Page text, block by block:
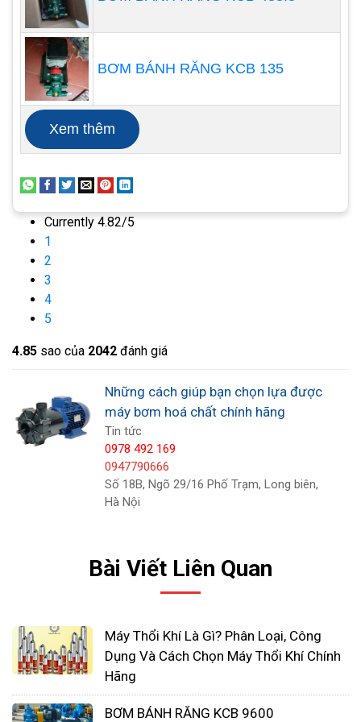
– Áp lực max: 7.5 m.
– Vật liệu: PP, PVDF, Thép không gỉ 316,..
– Nhiệt độ: 82 0C với vật liệu PP, 104 oC với vật
liệu PVDF
– Độ nhớt lên đến 50 cP
– Áp lực làm việc max: 4.1bar
– Kiểu kết nối: ren theo tiêu chuẩn NPT or BSP
mòn, mài mòn và độ nhớt cao như H2SO4, HCl,
HNO3, NaOH, Sơn, Dung môi, xăng, dầu ăn.
Cách lựa chọn bơm hoá chất phù hợp
Tiêu chí đầu tiên đó là xác định loại hóa chất cần
bơm là gì, độ đậm đặc có cao không, tính ăn mòn
có cao không, cần phải xác định cho kỹ.
BƠM BÁNH RĂNG KCB 135
Xem thêm
Currently 4.82/5
1
2
3
4
5
4.85 sao của 2042 đánh giá
Những cách giúp bạn chọn lựa được
máy bơm hoá chất chính hãng
Tin tức
0978 492 169
0947790666
Số 18B, Ngõ 29/16 Phố Trạm, Long biên,
Hà Nội
Bài Viết Liên Quan
Máy Thổi Khí Là Gì? Phân Loại, Công
Dụng Và Cách Chọn Máy Thổi Khí Chính
Hãng
BƠM BÁNH RĂNG KCB 9600